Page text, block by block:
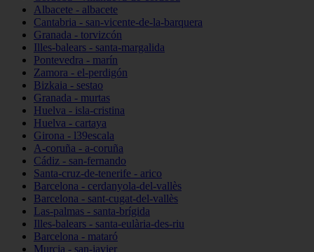
Albacete - albacete
Cantabria - san-vicente-de-la-barquera
Granada - torvizcón
Illes-balears - santa-margalida
Pontevedra - marín
Zamora - el-perdigón
Bizkaia - sestao
Granada - murtas
Huelva - isla-cristina
Huelva - cartaya
Girona - l39escala
A-coruña - a-coruña
Cádiz - san-fernando
Santa-cruz-de-tenerife - arico
Barcelona - cerdanyola-del-vallès
Barcelona - sant-cugat-del-vallès
Las-palmas - santa-brígida
Illes-balears - santa-eulària-des-riu
Barcelona - mataró
Murcia - san-javier